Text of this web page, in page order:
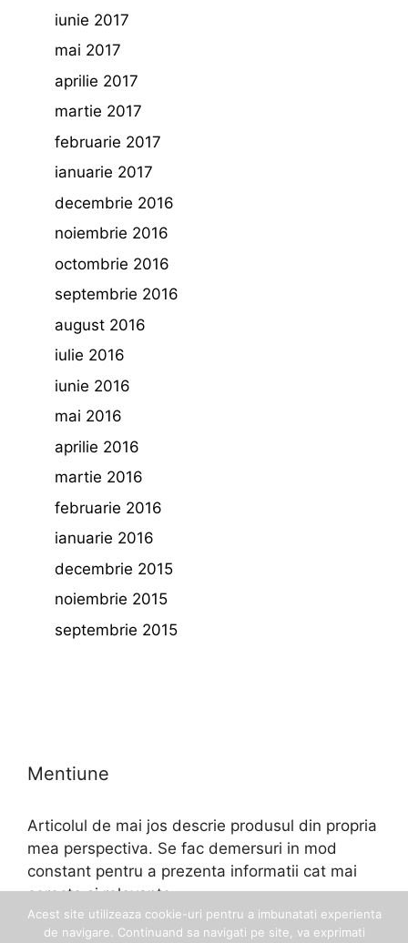
iunie 2017
mai 2017
aprilie 2017
martie 2017
februarie 2017
ianuarie 2017
decembrie 2016
noiembrie 2016
octombrie 2016
septembrie 2016
august 2016
iulie 2016
iunie 2016
mai 2016
aprilie 2016
martie 2016
februarie 2016
ianuarie 2016
decembrie 2015
noiembrie 2015
septembrie 2015
Mentiune
Articolul de mai jos descrie produsul din propria
mea perspectiva. Se fac demersuri in mod
constant pentru a prezenta informatii cat mai
corecte si relevante.
Acest site utilizeaza cookie-uri pentru a imbunatati experienta
de navigare. Continuand sa navigati pe site, va exprimati